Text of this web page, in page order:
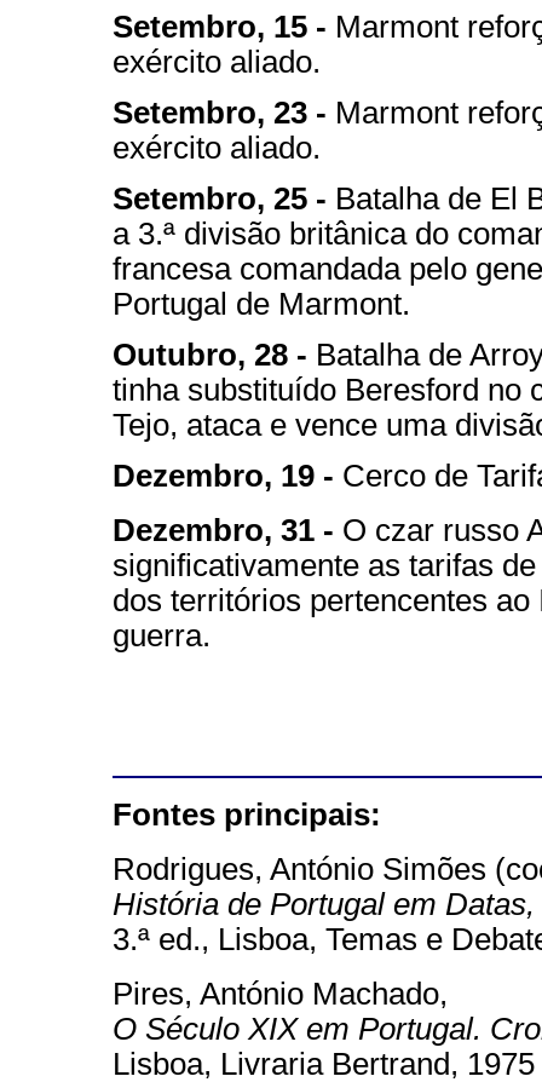
Setembro, 15 - Marmont
exército aliado.
Setembro, 23 - Marmont
exército aliado.
Setembro, 25 - Batalha de El
a 3.ª divisão britânica do
francesa comandada pelo
Portugal de Marmont.
Outubro, 28 - Batalha de
tinha substituído Beresford no
Tejo, ataca e vence uma
Dezembro, 19 - Cerco de
Dezembro, 31 - O czar russo
significativamente as tarifas
dos territórios pertencentes
guerra.
Fontes principais:
Rodrigues, António Simões
História de Portugal em Datas,
3.ª ed., Lisboa, Temas e
Pires, António Machado,
O Século XIX em Portugal.
Lisboa, Livraria Bertrand, 1975